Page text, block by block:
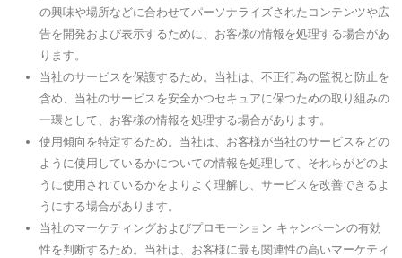
の興味や場所などに合わせてパーソナライズされたコンテンツや広
告を開発および表示するために、お客様の情報を処理する場合があ
ります。
当社のサービスを保護するため。当社は、不正行為の監視と防止を
含め、当社のサービスを安全かつセキュアに保つための取り組みの
一環として、お客様の情報を処理する場合があります。
使用傾向を特定するため。当社は、お客様が当社のサービスをどの
ように使用しているかについての情報を処理して、それらがどのよ
うに使用されているかをよりよく理解し、サービスを改善できるよ
うにする場合があります。
当社のマーケティングおよびプロモーション キャンペーンの有効
性を判断するため。当社は、お客様に最も関連性の高いマーケティ